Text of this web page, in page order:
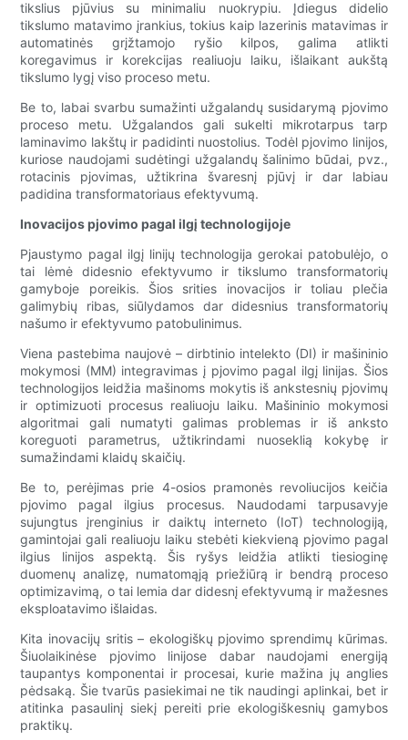
tikslius pjūvius su minimaliu nuokrypiu. Įdiegus didelio
tikslumo matavimo įrankius, tokius kaip lazerinis matavimas ir
automatinės grįžtamojo ryšio kilpos, galima atlikti
koregavimus ir korekcijas realiuoju laiku, išlaikant aukštą
tikslumo lygį viso proceso metu.
Be to, labai svarbu sumažinti užgalandų susidarymą pjovimo
proceso metu. Užgalandos gali sukelti mikrotarpus tarp
laminavimo lakštų ir padidinti nuostolius. Todėl pjovimo linijos,
kuriose naudojami sudėtingi užgalandų šalinimo būdai, pvz.,
rotacinis pjovimas, užtikrina švaresnį pjūvį ir dar labiau
padidina transformatoriaus efektyvumą.
Inovacijos pjovimo pagal ilgį technologijoje
Pjaustymo pagal ilgį linijų technologija gerokai patobulėjo, o
tai lėmė didesnio efektyvumo ir tikslumo transformatorių
gamyboje poreikis. Šios srities inovacijos ir toliau plečia
galimybių ribas, siūlydamos dar didesnius transformatorių
našumo ir efektyvumo patobulinimus.
Viena pastebima naujovė – dirbtinio intelekto (DI) ir mašininio
mokymosi (MM) integravimas į pjovimo pagal ilgį linijas. Šios
technologijos leidžia mašinoms mokytis iš ankstesnių pjovimų
ir optimizuoti procesus realiuoju laiku. Mašininio mokymosi
algoritmai gali numatyti galimas problemas ir iš anksto
koreguoti parametrus, užtikrindami nuoseklią kokybę ir
sumažindami klaidų skaičių.
Be to, perėjimas prie 4-osios pramonės revoliucijos keičia
pjovimo pagal ilgius procesus. Naudodami tarpusavyje
sujungtus įrenginius ir daiktų interneto (IoT) technologiją,
gamintojai gali realiuoju laiku stebėti kiekvieną pjovimo pagal
ilgius linijos aspektą. Šis ryšys leidžia atlikti tiesioginę
duomenų analizę, numatomąją priežiūrą ir bendrą proceso
optimizavimą, o tai lemia dar didesnį efektyvumą ir mažesnes
eksploatavimo išlaidas.
Kita inovacijų sritis – ekologiškų pjovimo sprendimų kūrimas.
Šiuolaikinėse pjovimo linijose dabar naudojami energiją
taupantys komponentai ir procesai, kurie mažina jų anglies
pėdsaką. Šie tvarūs pasiekimai ne tik naudingi aplinkai, bet ir
atitinka pasaulinį siekį pereiti prie ekologiškesnių gamybos
praktikų.